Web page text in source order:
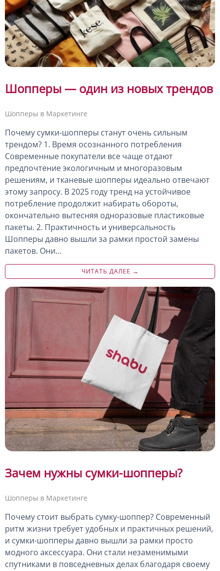
Шопперы — один из новых трендов
Шопперы в Маркетинге
Почему сумки-шопперы станут очень сильным
трендом? 1. Время осознанного потребления
Современные покупатели все чаще отдают
предпочтение экологичным и многоразовым
решениям, и тканевые шопперы идеально отвечают
этому запросу. В 2025 году тренд на устойчивое
потребление продолжит набирать обороты,
окончательно вытесняя одноразовые пластиковые
пакеты. 2. Практичность и универсальность
Шопперы давно вышли за рамки простой замены
пакетов. Они…
ЧИТАТЬ ДАЛЕЕ →
Зачем нужны сумки-шопперы?
Шопперы в Маркетинге
Почему стоит выбрать сумку-шоппер? Современный
ритм жизни требует удобных и практичных решений,
и сумки-шопперы давно вышли за рамки просто
модного аксессуара. Они стали незаменимыми
спутниками в повседневных делах благодаря своему